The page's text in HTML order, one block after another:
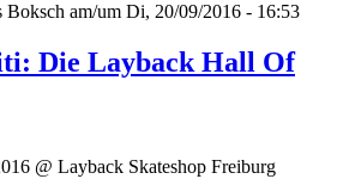
Boksch am/um Di, 20/09/2016 - 16:53
Die Layback Hall Of
@ Layback Skateshop Freiburg